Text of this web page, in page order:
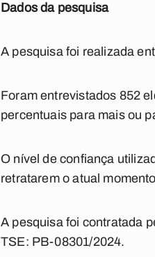
Dados da pesquisa
A pesquisa foi realizada
Foram entrevistados 852
percentuais para mais ou
O nível de confiança
retratarem o atual
A pesquisa foi contratada
TSE: PB-08301/2024.